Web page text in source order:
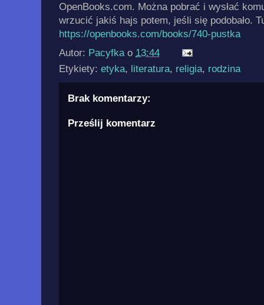
OpenBooks.com. Można pobrać i wysłać
wrzucić jakiś hajs potem, jeśli się podobało.
https://openbooks.com/books/740-pustka
Autor: Pacyfka o 13:44
Etykiety: etyka, literatura, religia, rodzina
Brak komentarzy:
Prześlij komentarz